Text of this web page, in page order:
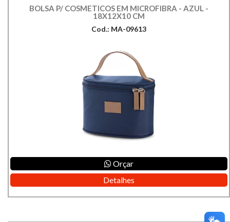
BOLSA P/ COSMETICOS EM MICROFIBRA - AZUL -
18X12X10 CM
Cod.: MA-09613
Orçar
Detalhes